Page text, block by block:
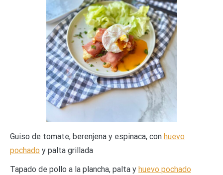
Guiso de tomate, berenjena y espinaca, con huevo
pochado y palta grillada
Tapado de pollo a la plancha, palta y huevo pochado